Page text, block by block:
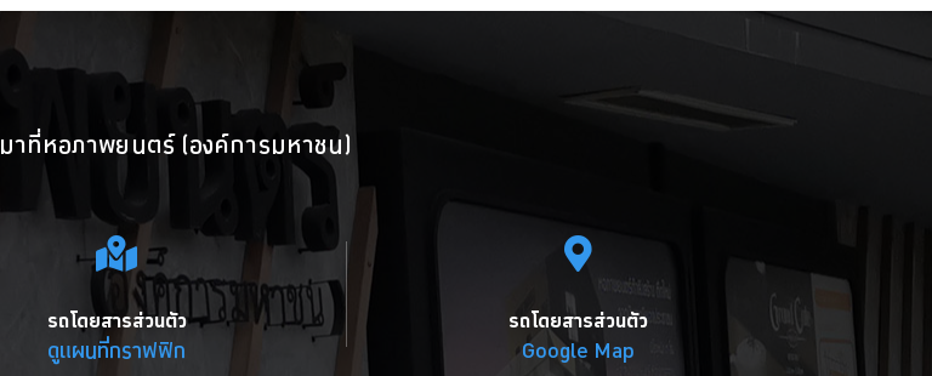
าที่หอภาพยนตร์ (องค์การมหาชน)
รถโดยสารส่วนตัว
ดูแผนที่กราฟฟิก
รถโดยสารส่วนตัว
Google Map